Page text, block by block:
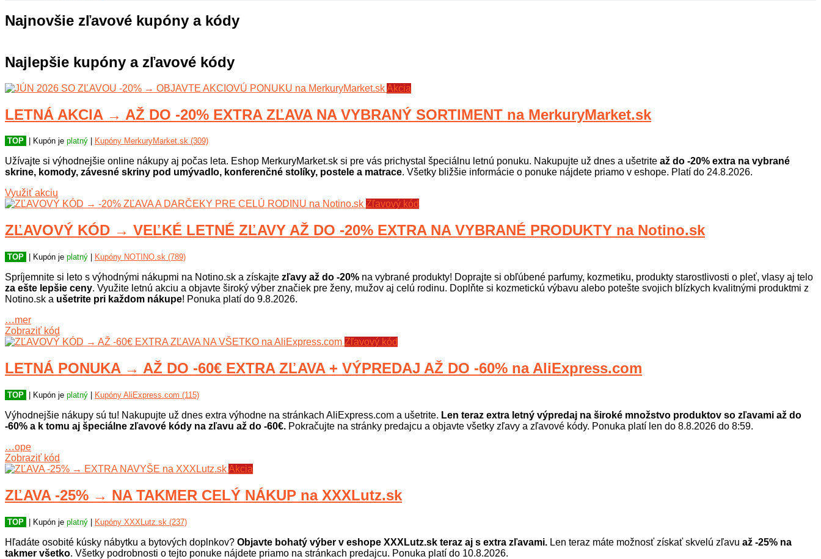
Najnovšie zľavové kupóny a kódy
Najlepšie kupóny a zľavové kódy
Akcia
LETNÁ AKCIA → AŽ DO -20% EXTRA ZĽAVA NA VYBRANÝ SORTIMENT na MerkuryMarket.sk
TOP | Kupón je platný Kupóny MerkuryMarket.sk (309)
Užívajte si výhodnejšie online nákupy aj počas leta. Eshop MerkuryMarket.sk si pre vás prichystal špeciálnu letnú ponuku. Nakupujte už dnes a ušetrite až do -20% extra na vybrané
skrine, komody, závesné skriny pod umývadlo, konferenčné stolíky, postele a matrace. Všetky bližšie informácie o ponuke nájdete priamo v eshope. Platí do 24.8.2026.
Využiť akciu
Zľavový kód
ZĽAVOVÝ KÓD → VEĽKÉ LETNÉ ZĽAVY AŽ DO -20% EXTRA NA VYBRANÉ PRODUKTY na Notino.sk
TOP | Kupón je platný Kupóny NOTINO.sk (789)
Spríjemnite si leto s výhodnými nákupmi na Notino.sk a získajte zľavy až do -20% na vybrané produkty! Doprajte si obľúbené parfumy, kozmetiku, produkty starostlivosti o pleť, vlasy aj telo
za ešte lepšie ceny. Využite letnú akciu a objavte široký výber značiek pre ženy, mužov aj celú rodinu. Doplňte si kozmetickú výbavu alebo potešte svojich blízkych kvalitnými produktmi z
Notino.sk a ušetrite pri každom nákupe! Ponuka platí do 9.8.2026.
…mer
Zobraziť kód
Zľavový kód
LETNÁ PONUKA → AŽ DO -60€ EXTRA ZĽAVA + VÝPREDAJ AŽ DO -60% na AliExpress.com
TOP | Kupón je platný Kupóny AliExpress.com (115)
Výhodnejšie nákupy sú tu! Nakupujte už dnes extra výhodne na stránkach AliExpress.com a ušetrite. Len teraz extra letný výpredaj na široké množstvo produktov so zľavami až do
-60% a k tomu aj špeciálne zľavové kódy na zľavu až do -60€. Pokračujte na stránky predajcu a objavte všetky zľavy a zľavové kódy. Ponuka platí len do 8.8.2026 do 8:59.
…ope
Zobraziť kód
Akcia
ZĽAVA -25% → NA TAKMER CELÝ NÁKUP na XXXLutz.sk
TOP | Kupón je platný Kupóny XXXLutz.sk (237)
Hľadáte osobité kúsky nábytku a bytových doplnkov? Objavte bohatý výber v eshope XXXLutz.sk teraz aj s extra zľavami. Len teraz máte možnosť získať skvelú zľavu až -25% na
takmer všetko. Všetky podrobnosti o tejto ponuke nájdete priamo na stránkach predajcu. Ponuka platí do 10.8.2026.